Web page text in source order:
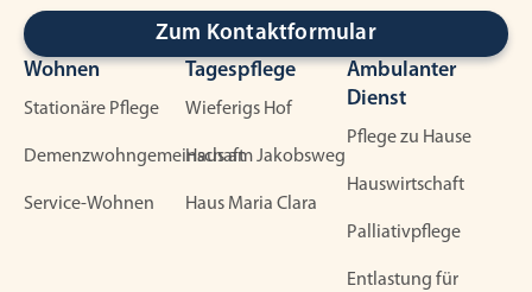
Zum Kontaktformular
Wohnen
Stationäre Pflege
Demenzwohngemeinschaft
Service-Wohnen
Tagespflege
Wieferigs Hof
Haus am Jakobsweg
Haus Maria Clara
Ambulanter
Dienst
Pflege zu Hause
Hauswirtschaft
Palliativpflege
Entlastung für